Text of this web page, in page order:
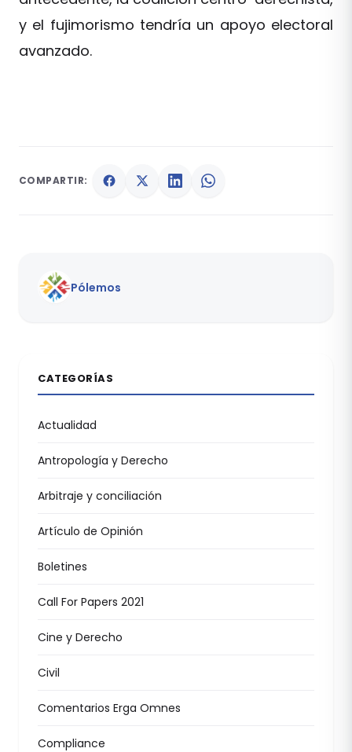
y el fujimorismo tendría un apoyo electoral
avanzado.
COMPARTIR:
Pólemos
CATEGORÍAS
Actualidad
Antropología y Derecho
Arbitraje y conciliación
Artículo de Opinión
Boletines
Call For Papers 2021
Cine y Derecho
Civil
Comentarios Erga Omnes
Compliance